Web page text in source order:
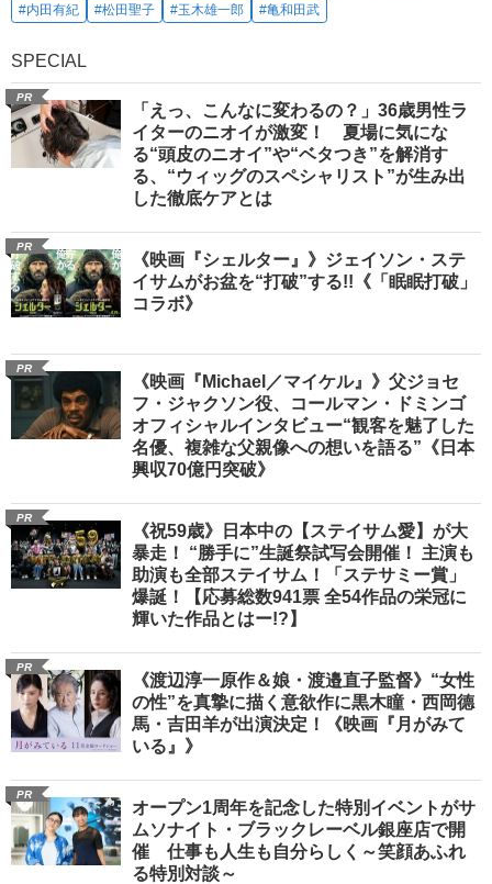
#内田有紀
#松田聖子 #玉木雄一郎 #亀和田武
SPECIAL
PR
「えっ、こんなに変わるの？」36歳男性ラ
イターのニオイが激変！ 夏場に気にな
る“頭皮のニオイ”や“ベタつき”を解消す
る、“ウィッグのスペシャリスト”が生み出
した徹底ケアとは
PR
《映画『シェルター』》ジェイソン・ステ
イサムがお盆を“打破”する!!《「眠眠打破」
コラボ》
PR
《映画『Michael／マイケル』》父ジョセ
フ・ジャクソン役、コールマン・ドミンゴ
オフィシャルインタビュー“観客を魅了した
名優、複雑な父親像への想いを語る”《日本
興収70億円突破》
PR
《祝59歳》日本中の【ステイサム愛】が大
暴走！ “勝手に”生誕祭試写会開催！ 主演も
助演も全部ステイサム！「ステサミー賞」
爆誕！【応募総数941票 全54作品の栄冠に
輝いた作品とはー!?】
PR
《渡辺淳一原作＆娘・渡邉直子監督》“女性
の性”を真摯に描く意欲作に黒木瞳・西岡德
馬・吉田羊が出演決定！《映画『月がみて
いる』》
PR
オープン1周年を記念した特別イベントがサ
ムソナイト・ブラックレーベル銀座店で開
催 仕事も人生も自分らしく～笑顔あふれ
る特別対談～